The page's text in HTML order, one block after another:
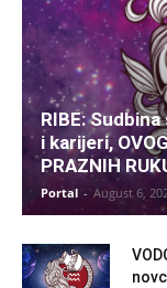
RIBE:
i karijeri,
PRAZNIH
Portal - August 6,